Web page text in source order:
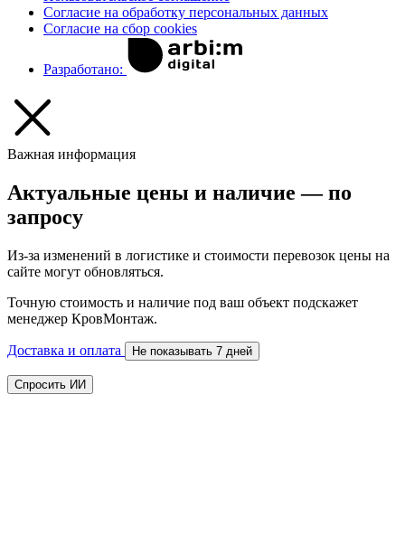
Согласие на обработку персональных данных
Согласие на сбор cookies
Разработано:
Важная информация
Актуальные цены и наличие — по
запросу
Из-за изменений в логистике и стоимости перевозок цены на
сайте могут обновляться.
Точную стоимость и наличие под ваш объект подскажет
менеджер КровМонтаж.
Доставка и оплата Не показывать 7 дней
Спросить ИИ